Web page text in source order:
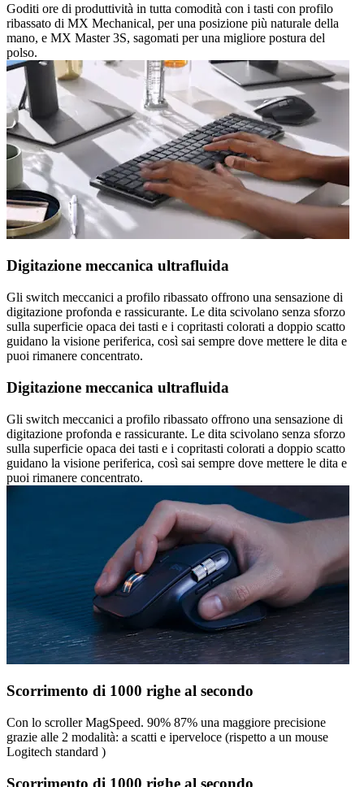
Goditi ore di produttività in tutta comodità con i tasti con profilo
ribassato di MX Mechanical, per una posizione più naturale della
mano, e MX Master 3S, sagomati per una migliore postura del
polso.
Digitazione meccanica ultrafluida
Gli switch meccanici a profilo ribassato offrono una sensazione di
digitazione profonda e rassicurante. Le dita scivolano senza sforzo
sulla superficie opaca dei tasti e i copritasti colorati a doppio scatto
guidano la visione periferica, così sai sempre dove mettere le dita e
puoi rimanere concentrato.
Digitazione meccanica ultrafluida
Gli switch meccanici a profilo ribassato offrono una sensazione di
digitazione profonda e rassicurante. Le dita scivolano senza sforzo
sulla superficie opaca dei tasti e i copritasti colorati a doppio scatto
guidano la visione periferica, così sai sempre dove mettere le dita e
puoi rimanere concentrato.
Scorrimento di 1000 righe al secondo
Con lo scroller MagSpeed. 90% 87% una maggiore precisione
grazie alle 2 modalità: a scatti e iperveloce (rispetto a un mouse
Logitech standard )
Scorrimento di 1000 righe al secondo